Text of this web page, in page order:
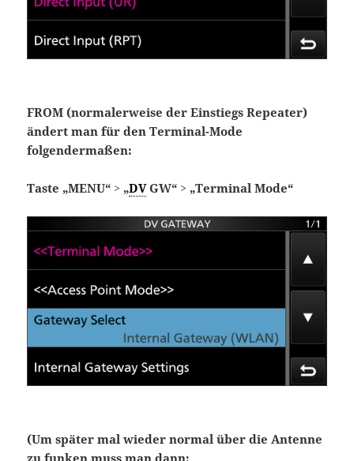
FROM (normalerweise der Einstiegs Repeater)
ändert man für den Terminal-Mode
folgendermaßen:
Taste „MENU“ > „DVGW“ > „Terminal Mode“
(Um später mal wieder normal über die Antenne
zu funken muss man dann: